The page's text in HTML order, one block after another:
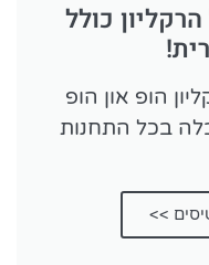
כולל
הופ און הופ
בכל התחנות
>>